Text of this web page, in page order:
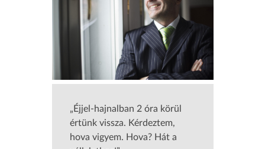
„Éjjel-hajnalban 2 óra körül
értünk vissza. Kérdeztem,
hova vigyem. Hova? Hát a